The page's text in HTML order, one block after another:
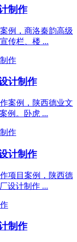
制作
例，商洛秦韵高级
传栏、楼 ...
计制作
案例，陕西德业文
例。卧虎 ...
计制作
项目案例，陕西德
设计制作 ...
制作